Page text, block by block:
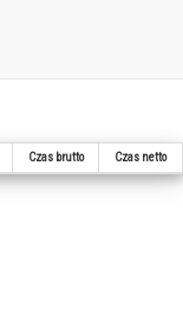
Czas brutto Czas netto